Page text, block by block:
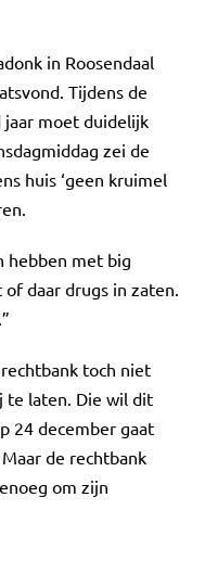
in Roosendaal
Tijdens de
jaar moet duidelijk
zei de
huis ‘geen kruimel
hebben met big
daar drugs in zaten.
toch niet
te laten. Die wil dit
24 december gaat
de rechtbank
om zijn